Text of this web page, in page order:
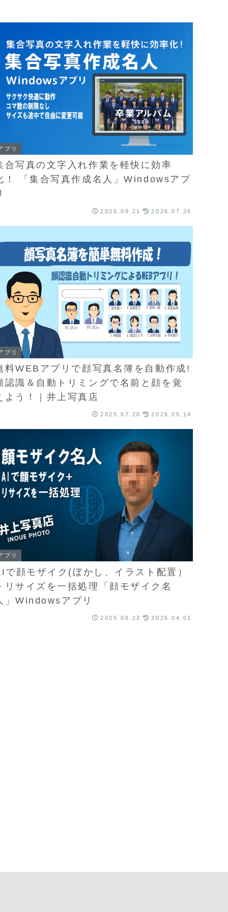
プリ
合写真の文字入れ作業を軽快に効率
！ 「集合写真作成名人」Windowsアプ
2025.09.21 2026.07.26
プリ
料WEBアプリで顔写真名簿を自動作成!
認識＆自動トリミングで名前と顔を覚
よう！｜井上写真店
2025.07.20 2026.05.14
プリ
で顔モザイク(ぼかし、イラスト配置）
リサイズを一括処理「顔モザイク名
」Windowsアプリ
2025.06.22 2026.04.01